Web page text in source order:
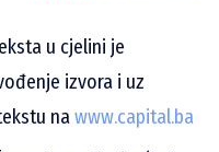
u cjelini je
izvora i uz
nawww.capital.ba